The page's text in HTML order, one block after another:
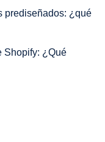
prediseñados: ¿qué
Shopify: ¿Qué